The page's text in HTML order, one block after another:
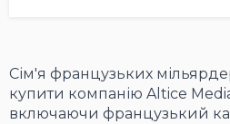
Сім'я французьких
купити компанію Altice
включаючи французький